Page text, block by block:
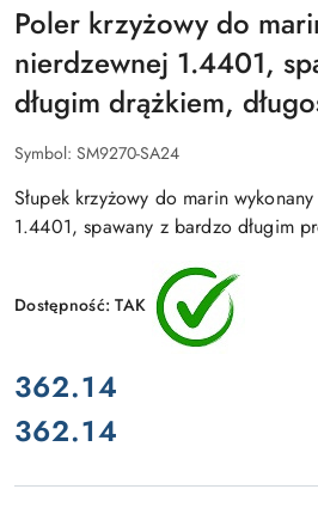
Poler krzyżowy do
nierdzewnej 1.4401,
długim drążkiem,
Symbol: SM9270-SA24
Słupek krzyżowy do marin
1.4401, spawany z bardzo długim
Dostępność:TAK
cena:
362.14
Cena:
362.14